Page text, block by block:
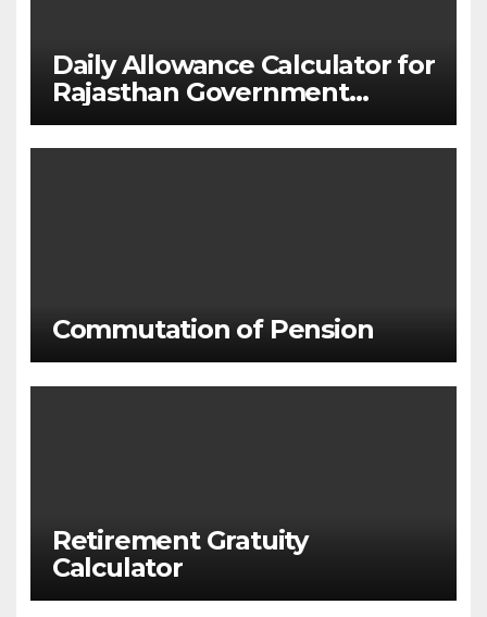
Daily Allowance Calculator for
Rajasthan Government
Employees
Commutation of Pension
Retirement Gratuity
Calculator